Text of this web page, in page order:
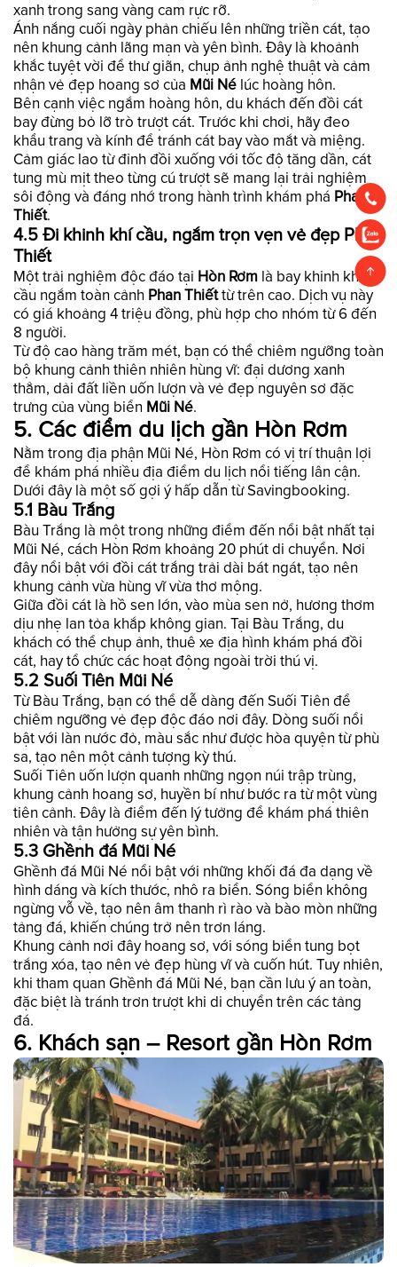
xanh trong sang vàng cam rực rỡ.
Ánh nắng cuối ngày phản chiếu lên những triền cát, tạo
nên khung cảnh lãng mạn và yên bình. Đây là khoảnh
khắc tuyệt vời để thư giãn, chụp ảnh nghệ thuật và cảm
nhận vẻ đẹp hoang sơ của Mũi Né lúc hoàng hôn.
Bên cạnh việc ngắm hoàng hôn, du khách đến đồi cát
bay đừng bỏ lỡ trò trượt cát. Trước khi chơi, hãy đeo
khẩu trang và kính để tránh cát bay vào mắt và miệng.
Cảm giác lao từ đỉnh đồi xuống với tốc độ tăng dần, cát
tung mù mịt theo từng cú trượt sẽ mang lại trải nghiệm
sôi động và đáng nhớ trong hành trình khám phá Phan
Thiết.
4.5 Đi khinh khí cầu, ngắm trọn vẹn vẻ đẹp Phan
Thiết
Một trải nghiệm độc đáo tại Hòn Rơm là bay khinh khí
cầu ngắm toàn cảnh Phan Thiếttừ trên cao. Dịch vụ này
có giá khoảng 4 triệu đồng, phù hợp cho nhóm từ 6 đến
8 người.
Từ độ cao hàng trăm mét, bạn có thể chiêm ngưỡng toàn
bộ khung cảnh thiên nhiên hùng vĩ: đại dương xanh
thẳm, dải đất liền uốn lượn và vẻ đẹp nguyên sơ đặc
trưng của vùng biển Mũi Né.
5. Các điểm du lịch gần Hòn Rơm
Nằm trong địa phận Mũi Né, Hòn Rơm có vị trí thuận lợi
để khám phá nhiều địa điểm du lịch nổi tiếng lân cận.
Dưới đây là một số gợi ý hấp dẫn từ Savingbooking.
5.1 Bàu Trắng
Bàu Trắng là một trong những điểm đến nổi bật nhất tại
Mũi Né, cách Hòn Rơm khoảng 20 phút di chuyển. Nơi
đây nổi bật với đồi cát trắng trải dài bát ngát, tạo nên
khung cảnh vừa hùng vĩ vừa thơ mộng.
Giữa đồi cát là hồ sen lớn, vào mùa sen nở, hương thơm
dịu nhẹ lan tỏa khắp không gian. Tại Bàu Trắng, du
khách có thể chụp ảnh, thuê xe địa hình khám phá đồi
cát, hay tổ chức các hoạt động ngoài trời thú vị.
5.2 Suối Tiên Mũi Né
Từ Bàu Trắng, bạn có thể dễ dàng đến Suối Tiên để
chiêm ngưỡng vẻ đẹp độc đáo nơi đây. Dòng suối nổi
bật với làn nước đỏ, màu sắc như được hòa quyện từ phù
sa, tạo nên một cảnh tượng kỳ thú.
Suối Tiên uốn lượn quanh những ngọn núi trập trùng,
khung cảnh hoang sơ, huyền bí như bước ra từ một vùng
tiên cảnh. Đây là điểm đến lý tưởng để khám phá thiên
nhiên và tận hưởng sự yên bình.
5.3 Ghềnh đá Mũi Né
Ghềnh đá Mũi Né nổi bật với những khối đá đa dạng về
hình dáng và kích thước, nhô ra biển. Sóng biển không
ngừng vỗ về, tạo nên âm thanh rì rào và bào mòn những
tảng đá, khiến chúng trở nên trơn láng.
Khung cảnh nơi đây hoang sơ, với sóng biển tung bọt
trắng xóa, tạo nên vẻ đẹp hùng vĩ và cuốn hút. Tuy nhiên,
khi tham quan Ghềnh đá Mũi Né, bạn cần lưu ý an toàn,
đặc biệt là tránh trơn trượt khi di chuyển trên các tảng
đá.
6. Khách sạn – Resort gần Hòn Rơm